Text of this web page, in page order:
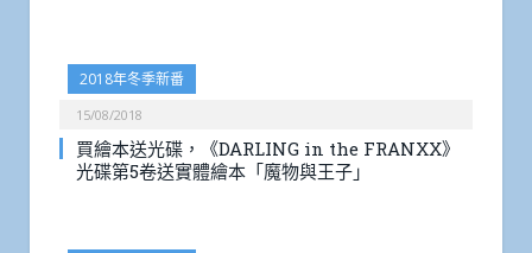
2018年冬季新番
15/08/2018
買繪本送光碟，《DARLING in the FRANXX》
光碟第5卷送實體繪本「魔物與王子」